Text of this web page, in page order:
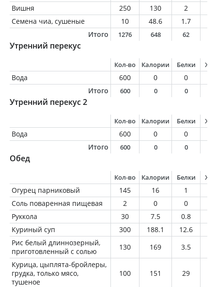
Вишня
250 130 2
Семена чиа, сушеные
10 48.6 1.7
Итого
1276 648 62
Утренний перекус
Кол-во Калории Белки
Вода 600 0 0
Итого
600 0 0
Утренний перекус 2
Кол-во Калории Белки
Вода 600 0 0
Итого
600 0 0
Обед
Кол-во Калории Белки
Огурец парниковый 145 16 1
Соль поваренная пищевая
2 0 0
Руккола
30 7.5 0.8
Куриный суп
300 188.1 12.6
Рис белый длиннозерный,
приготовленный с солью
130 169 3.5
Курица, цыплята-бройлеры,
грудка, только мясо,
тушеное
100 151 29